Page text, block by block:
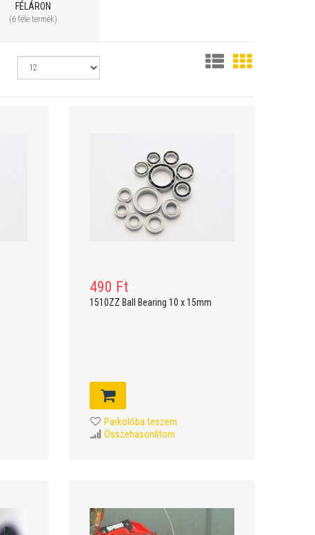
FÉLÁRON
(6 féle termék)
490 Ft
1510ZZ Ball Bearing 10 x 15mm
Parkolóba teszem
Összehasonlítom